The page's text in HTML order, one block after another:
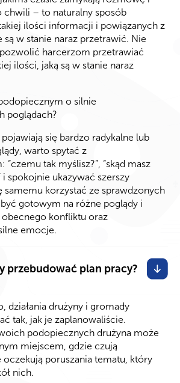
chwili – to naturalny sposób
ilości informacji i powiązanych z
w stanie naraz przetrawić. Nie
harcerzom przetrawiać
ilości, jaką są w stanie naraz
o silnie
poglądach?
się bardzo radykalne lub
warto spytać z
tak myślisz?”, “skąd masz
spokojnie ukazywać szerszy
samemu korzystać ze sprawdzonych
gotowym na różne poglądy i
konfliktu oraz
emocje.
przebudować plan pracy?
działania drużyny i gromady
tak, jak je zaplanowaliście.
podopiecznych drużyna może
miejscem, gdzie czują
oczekują poruszania tematu, który
nich.